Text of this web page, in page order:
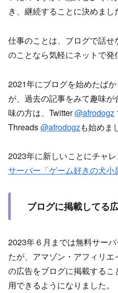
き、継続することに決めまし
仕事のことは、ブログで話
のことなら気軽にネットで発
2021年にブログを始めたば
が、過去の記事をみて趣味
味の方は、Twitter@afrodogz
Threads@afrodogzも始めま
2023年に新しいことにチャレ
サーバー「ゲーム好きの犬小
ブログに掲載してる
2023年６月までは無料サー
たが、アマゾン・アフィリ
の広告をブログに掲載する
用できるようになりました。